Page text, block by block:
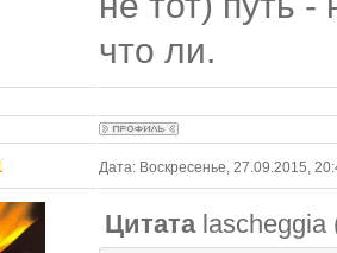
что ли.
Дата: Воскресенье, 27.09.2015,
Цитата lascheggia